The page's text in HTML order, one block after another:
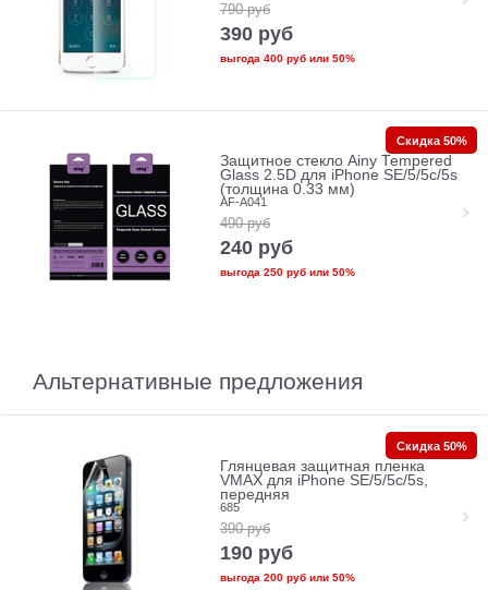
790 руб
390 руб
выгода 400 рубили 50%
Защитное стекло Ainy Tempered
Glass 2.5D для iPhone SE/5/5c/5s
(толщина 0.33 мм)
AF-A041
490 руб
240 руб
выгода 250 рубили 50%
Скидка 50%
Альтернативные предложения
Глянцевая защитная пленка
VMAX для iPhone SE/5/5c/5s,
передняя
685
390 руб
190 руб
выгода 200 рубили 50%
Скидка 50%